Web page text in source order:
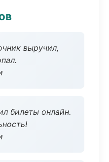
выручил,
билеты онлайн.